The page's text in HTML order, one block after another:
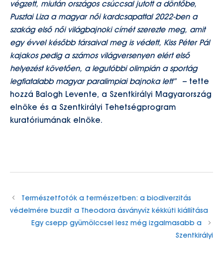
végzett, miután országos csúccsal jutott a döntőbe,
Pusztai Liza a magyar női kardcsapattal 2022-ben a
szakág első női világbajnoki címét szerezte meg, amit
egy évvel később társaival meg is védett, Kiss Péter Pál
kajakos pedig a számos világversenyen elért első
helyezést követően, a legutóbbi olimpián a sportág
legfiatalabb magyar paralimpiai bajnoka lett”
– tette
hozzá Balogh Levente, a Szentkirályi Magyarország
elnöke és a Szentkirályi Tehetségprogram
kuratóriumának elnöke.
Természetfotók a természetben: a biodiverzitás
védelmére buzdít a Theodora ásványvíz kékkúti kiállítása
Egy csepp gyümölccsel lesz még izgalmasabb a
Szentkirályi